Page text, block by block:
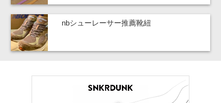
nbシューレーサー推薦靴紐